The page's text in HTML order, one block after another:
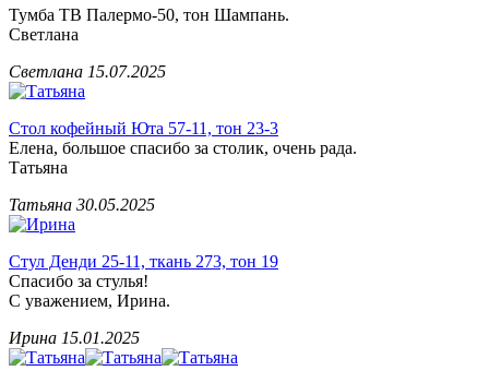
Тумба ТВ Палермо-50, тон Шампань.
Светлана
Светлана 15.07.2025
Стол кофейный Юта 57-11, тон 23-3
Елена, большое спасибо за столик, очень рада.
Татьяна
Татьяна 30.05.2025
Стул Денди 25-11, ткань 273, тон 19
Спасибо за стулья!
С уважением, Ирина.
Ирина 15.01.2025